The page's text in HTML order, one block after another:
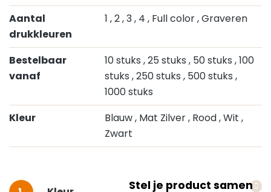
Aantal
drukkleuren
1 , 2, 3, 4 , Full color, Graveren
Bestelbaar
vanaf
10 stuks , 25 stuks , 50 stuks , 100
stuks , 250 stuks , 500 stuks ,
1000 stuks
Kleur
Blauw, Mat Zilver, Rood, Wit ,
Zwart
Stel je product samen
Selecteer